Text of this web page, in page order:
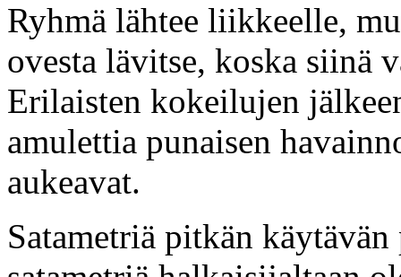
Ryhmä lähtee liikkeelle,
ovesta lävitse, koska siinä
Erilaisten kokeilujen
amulettia punaisen
aukeavat.
Satametriä pitkän